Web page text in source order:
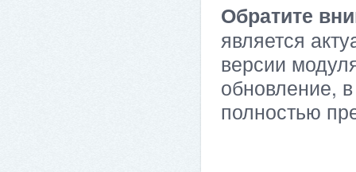
Обратите
является
версии
обновление,
полностью